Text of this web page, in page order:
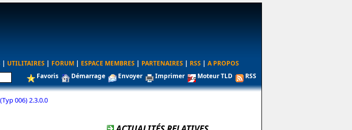
| UTILITAIRES | FORUM | ESPACE MEMBRES | PARTENAIRES | RSS | A PROPOS
Favoris Démarrage Envoyer Imprimer Moteur TLD RSS
006) 2.3.0.0